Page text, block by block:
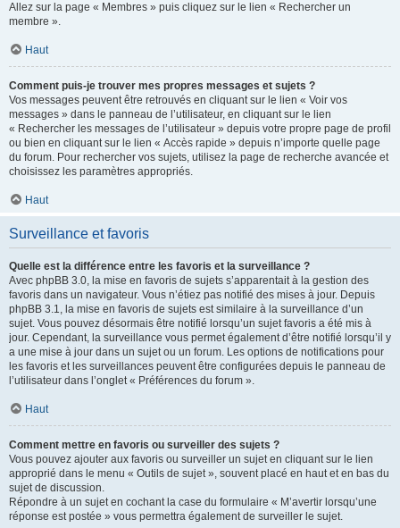
Allez sur la page « Membres » puis cliquez sur le lien « Rechercher un
membre ».
Haut
Comment puis-je trouver mes propres messages et sujets ?
Vos messages peuvent être retrouvés en cliquant sur le lien « Voir vos
messages » dans le panneau de l’utilisateur, en cliquant sur le lien
« Rechercher les messages de l’utilisateur » depuis votre propre page de profil
ou bien en cliquant sur le lien « Accès rapide » depuis n’importe quelle page
du forum. Pour rechercher vos sujets, utilisez la page de recherche avancée et
choisissez les paramètres appropriés.
Haut
Surveillance et favoris
Quelle est la différence entre les favoris et la surveillance ?
Avec phpBB 3.0, la mise en favoris de sujets s’apparentait à la gestion des
favoris dans un navigateur. Vous n’étiez pas notifié des mises à jour. Depuis
phpBB 3.1, la mise en favoris de sujets est similaire à la surveillance d’un
sujet. Vous pouvez désormais être notifié lorsqu’un sujet favoris a été mis à
jour. Cependant, la surveillance vous permet également d’être notifié lorsqu’il y
a une mise à jour dans un sujet ou un forum. Les options de notifications pour
les favoris et les surveillances peuvent être configurées depuis le panneau de
l’utilisateur dans l’onglet « Préférences du forum ».
Haut
Comment mettre en favoris ou surveiller des sujets ?
Vous pouvez ajouter aux favoris ou surveiller un sujet en cliquant sur le lien
approprié dans le menu « Outils de sujet », souvent placé en haut et en bas du
sujet de discussion.
Répondre à un sujet en cochant la case du formulaire « M’avertir lorsqu’une
réponse est postée » vous permettra également de surveiller le sujet.